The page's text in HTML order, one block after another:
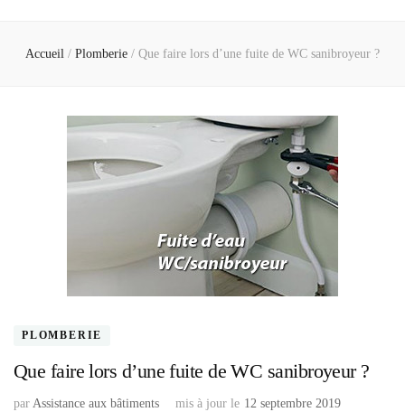
Accueil / Plomberie / Que faire lors d’une fuite de WC sanibroyeur ?
PLOMBERIE
Que faire lors d’une fuite de WC sanibroyeur ?
par Assistance aux bâtiments mis à jour le 12 septembre 2019